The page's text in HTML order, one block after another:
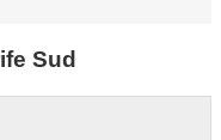
Sud